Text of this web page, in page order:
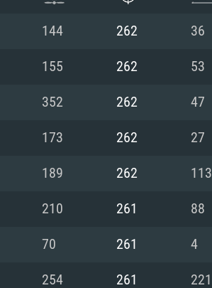
144 262 36
155 262 53
352 262 47
173 262 27
189 262 113
210 261 88
70 261 4
254 261 221